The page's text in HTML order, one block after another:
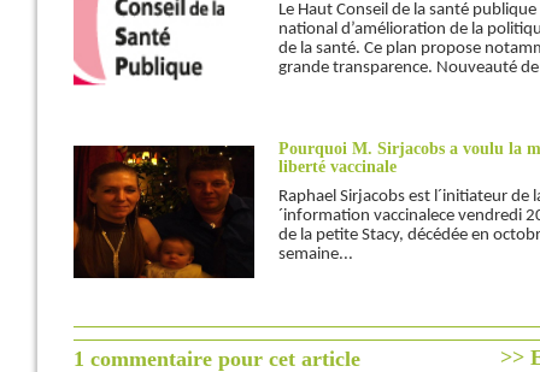
Le Haut Conseil de la santé
national d’amélioration de la
de la santé. Ce plan propose
grande transparence. Nouveauté
Pourquoi M. Sirjacobs a voulu la
liberté vaccinale
Raphael Sirjacobs est l´initiateur
´information vaccinalece vendredi
de la petite Stacy, décédée en
semaine...
>>
1 commentaire pour cet article